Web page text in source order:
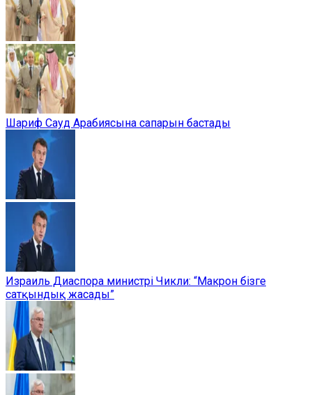
Шариф Сауд Арабиясына сапарын бастады
Израиль Диаспора министрі Чикли: “Макрон бізге
сатқындық жасады”